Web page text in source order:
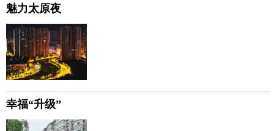
魅力太原夜
幸福“升级”